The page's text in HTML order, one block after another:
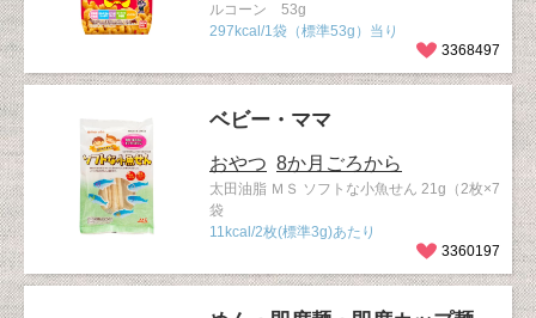
ルコーン 53g
297kcal/1袋（標準53g）当り
3368497
ベビー・ママ
おやつ 8か月ごろから
太田油脂 ＭＳ ソフトな小魚せん 21g（2枚×7
袋
11kcal/2枚(標準3g)あたり
3360197